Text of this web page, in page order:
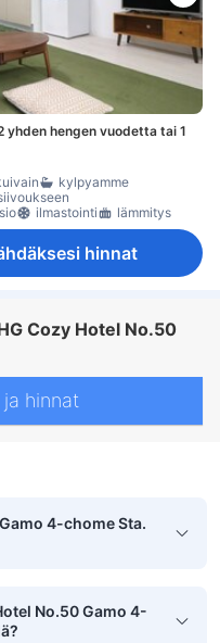
yhden hengen vuodetta tai 1
kylpyamme
ilmastointi lämmitys
hinnat
Cozy Hotel No.50
hinnat
4-chome Sta.
No.50 Gamo 4-